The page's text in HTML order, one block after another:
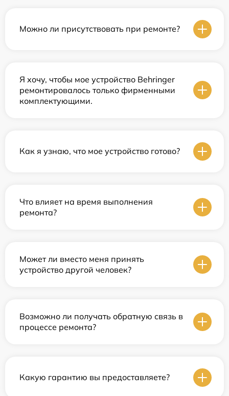
Можно ли присутствовать при ремонте?
Я хочу, чтобы мое устройство Behringer
ремонтировалось только фирменными
комплектующими.
Как я узнаю, что мое устройство готово?
Что влияет на время выполнения
ремонта?
Может ли вместо меня принять
устройство другой человек?
Возможно ли получать обратную связь в
процессе ремонта?
Какую гарантию вы предоставляете?